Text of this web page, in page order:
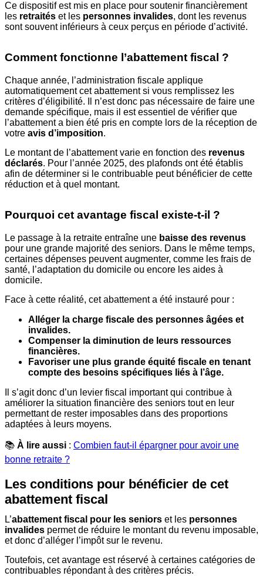
Ce dispositif est mis en place pour soutenir financièrement
les retraités et les personnes invalides, dont les revenus
sont souvent inférieurs à ceux perçus en période d’activité.
Comment fonctionne l’abattement fiscal ?
Chaque année, l’administration fiscale applique
automatiquement cet abattement si vous remplissez les
critères d’éligibilité. Il n’est donc pas nécessaire de faire une
demande spécifique, mais il est essentiel de vérifier que
l’abattement a bien été pris en compte lors de la réception de
votre avis d’imposition.
Le montant de l’abattement varie en fonction des revenus
déclarés. Pour l’année 2025, des plafonds ont été établis
afin de déterminer si le contribuable peut bénéficier de cette
réduction et à quel montant.
Pourquoi cet avantage fiscal existe-t-il ?
Le passage à la retraite entraîne une baisse des revenus
pour une grande majorité des seniors. Dans le même temps,
certaines dépenses peuvent augmenter, comme les frais de
santé, l’adaptation du domicile ou encore les aides à
domicile.
Face à cette réalité, cet abattement a été instauré pour :
Alléger la charge fiscale des personnes âgées et
invalides.
Compenser la diminution de leurs ressources
financières.
Favoriser une plus grande équité fiscale en tenant
compte des besoins spécifiques liés à l’âge.
Il s’agit donc d’un levier fiscal important qui contribue à
améliorer la situation financière des seniors tout en leur
permettant de rester imposables dans des proportions
adaptées à leurs moyens.
📚 À lire aussi : Combien faut-il épargner pour avoir une
bonne retraite ?
Les conditions pour bénéficier de cet
abattement fiscal
L’abattement fiscal pour les seniors et les personnes
invalides permet de réduire le montant du revenu imposable,
et donc d’alléger l’impôt sur le revenu.
Toutefois, cet avantage est réservé à certaines catégories de
contribuables répondant à des critères précis.